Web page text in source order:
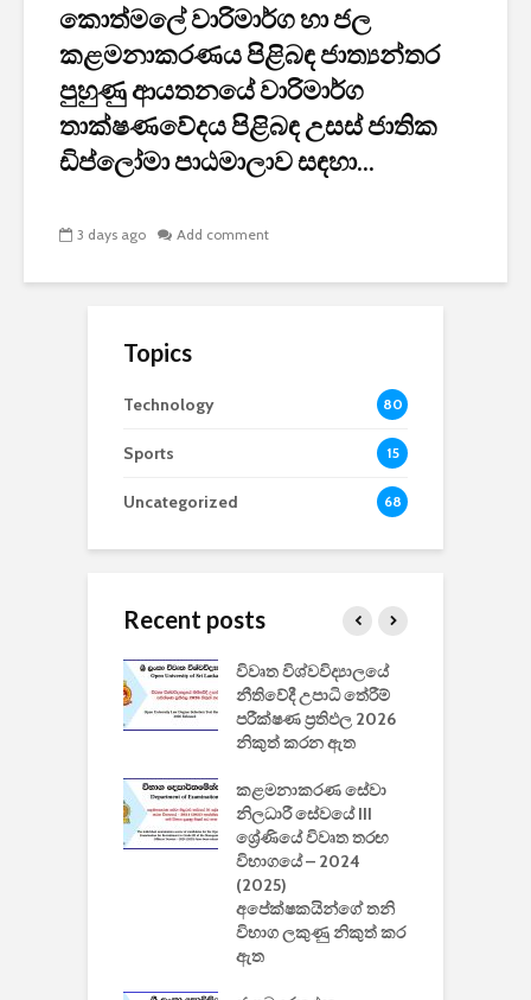
කොත්මලේ වාරිමාර්ග හා ජල
කළමනාකරණය පිළිබඳ ජාත්‍යන්තර
පුහුණු ආයතනයේ වාරිමාර්ග
තාක්ෂණවේදය පිළිබඳ උසස් ජාතික
ඩිප්ලෝමා පාඨමාලාව සඳහා...
3 days ago Add comment
Topics
Technology 80
Sports 15
Uncategorized 68
Recent posts
විවෘත විශ්වවිද්‍යාලයේ
නීතිවේදී උපාධි තේරීම්
පරීක්ෂණ ප්‍රතිඵල 2026
නිකුත් කරන ඇත
කළමනාකරණ සේවා
නිලධාරී සේවයේ III
ශ්‍රේණියේ විවෘත තරඟ
විභාගයේ – 2024
(2025)
අපේක්ෂකයින්ගේ තනි
විභාග ලකුණු නිකුත් කර
ඇත